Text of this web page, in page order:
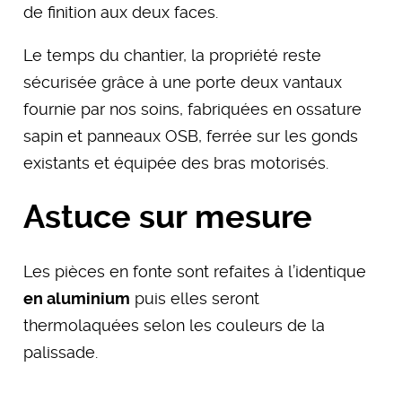
de finition aux deux faces.
Le temps du chantier, la propriété reste
sécurisée grâce à une porte deux vantaux
fournie par nos soins, fabriquées en ossature
sapin et panneaux OSB, ferrée sur les gonds
existants et équipée des bras motorisés.
Astuce sur mesure
Les pièces en fonte sont refaites à l’identique
en aluminium puis elles seront
thermolaquées selon les couleurs de la
palissade.